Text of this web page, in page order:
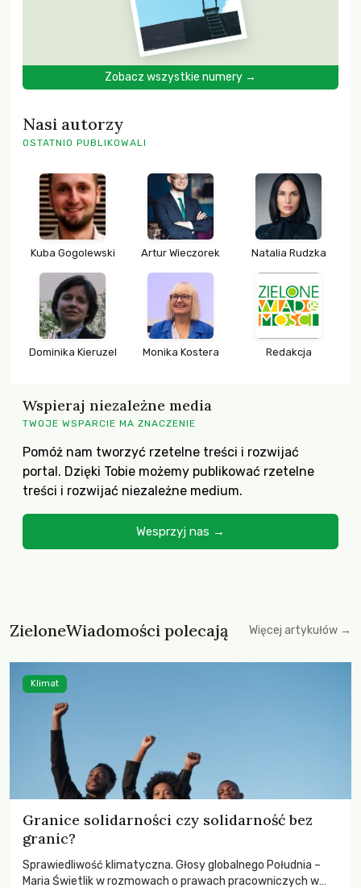
Zobacz wszystkie numery →
Nasi autorzy
OSTATNIO PUBLIKOWALI
Kuba Gogolewski Artur Wieczorek Natalia Rudzka
Dominika Kieruzel Monika Kostera Redakcja
Wspieraj niezależne media
TWOJE WSPARCIE MA ZNACZENIE
Pomóż nam tworzyć rzetelne treści i rozwijać
portal. Dzięki Tobie możemy publikować rzetelne
treści i rozwijać niezależne medium.
Wesprzyj nas →
ZieloneWiadomości polecają Więcej artykułów →
Granice solidarności czy solidarność bez
granic?
Sprawiedliwość klimatyczna. Głosy globalnego Południa –
Maria Świetlik w rozmowach o prawach pracowniczych w
Klimat